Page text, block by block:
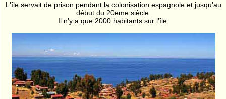
L'île servait de prison pendant la colonisation espagnole et jusqu'au
début du 20eme siècle.
Il n'y a que 2000 habitants sur l'île.